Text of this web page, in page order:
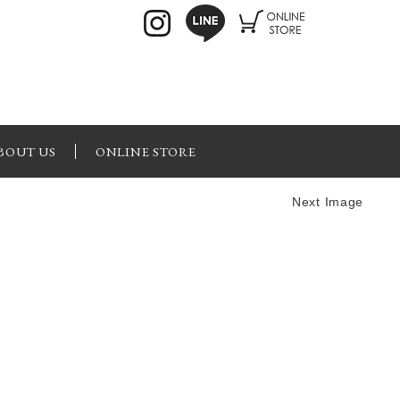
US ONLINE STORE
Next Image